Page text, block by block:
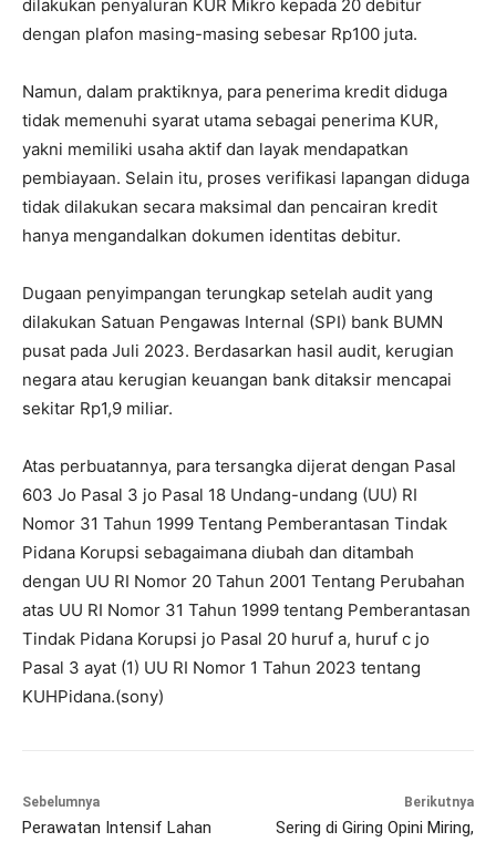
dilakukan penyaluran KUR Mikro kepada 20 debitur
dengan plafon masing-masing sebesar Rp100 juta.
Namun, dalam praktiknya, para penerima kredit diduga
tidak memenuhi syarat utama sebagai penerima KUR,
yakni memiliki usaha aktif dan layak mendapatkan
pembiayaan. Selain itu, proses verifikasi lapangan diduga
tidak dilakukan secara maksimal dan pencairan kredit
hanya mengandalkan dokumen identitas debitur.
Dugaan penyimpangan terungkap setelah audit yang
dilakukan Satuan Pengawas Internal (SPI) bank BUMN
pusat pada Juli 2023. Berdasarkan hasil audit, kerugian
negara atau kerugian keuangan bank ditaksir mencapai
sekitar Rp1,9 miliar.
Atas perbuatannya, para tersangka dijerat dengan Pasal
603 Jo Pasal 3 jo Pasal 18 Undang-undang (UU) RI
Nomor 31 Tahun 1999 Tentang Pemberantasan Tindak
Pidana Korupsi sebagaimana diubah dan ditambah
dengan UU RI Nomor 20 Tahun 2001 Tentang Perubahan
atas UU RI Nomor 31 Tahun 1999 tentang Pemberantasan
Tindak Pidana Korupsi jo Pasal 20 huruf a, huruf c jo
Pasal 3 ayat (1) UU RI Nomor 1 Tahun 2023 tentang
KUHPidana.(sony)
Sebelumnya
Perawatan Intensif Lahan
Berikutnya
Sering di Giring Opini Miring,